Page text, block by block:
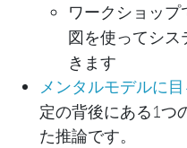
ワークショップ
図 を使ってシ
きます
メンタルモデルに
定の背後にある1つ
た推論です。